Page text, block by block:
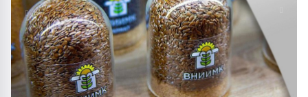
1/0